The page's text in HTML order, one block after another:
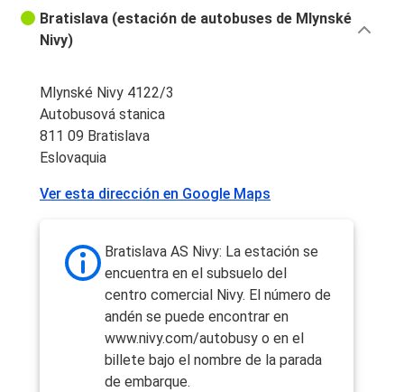
Múnich
Cracovia
Aeropuerto de Budapest
Bratislava
Nitra
Varsovia
Bratislava
Bratislava
Berlín
Bratislava (estación de autobuses de Mlynské
Nivy)
Mlynské Nivy 4122/3
Autobusová stanica
811 09 Bratislava
Eslovaquia
Ver esta dirección en Google Maps
Bratislava AS Nivy: La estación se
encuentra en el subsuelo del
centro comercial Nivy. El número de
andén se puede encontrar en
www.nivy.com/autobusy o en el
billete bajo el nombre de la parada
de embarque.